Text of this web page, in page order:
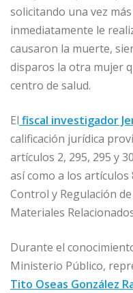
solicitando una vez
inmediatamente le
causaron la muerte,
disparos la otra mujer
centro de salud.
El fiscal investigador
calificación jurídica
artículos 2, 295, 295 y
así como a los artículos
Control y Regulación
Materiales
Durante el
Ministerio Público,
Tito Oseas González